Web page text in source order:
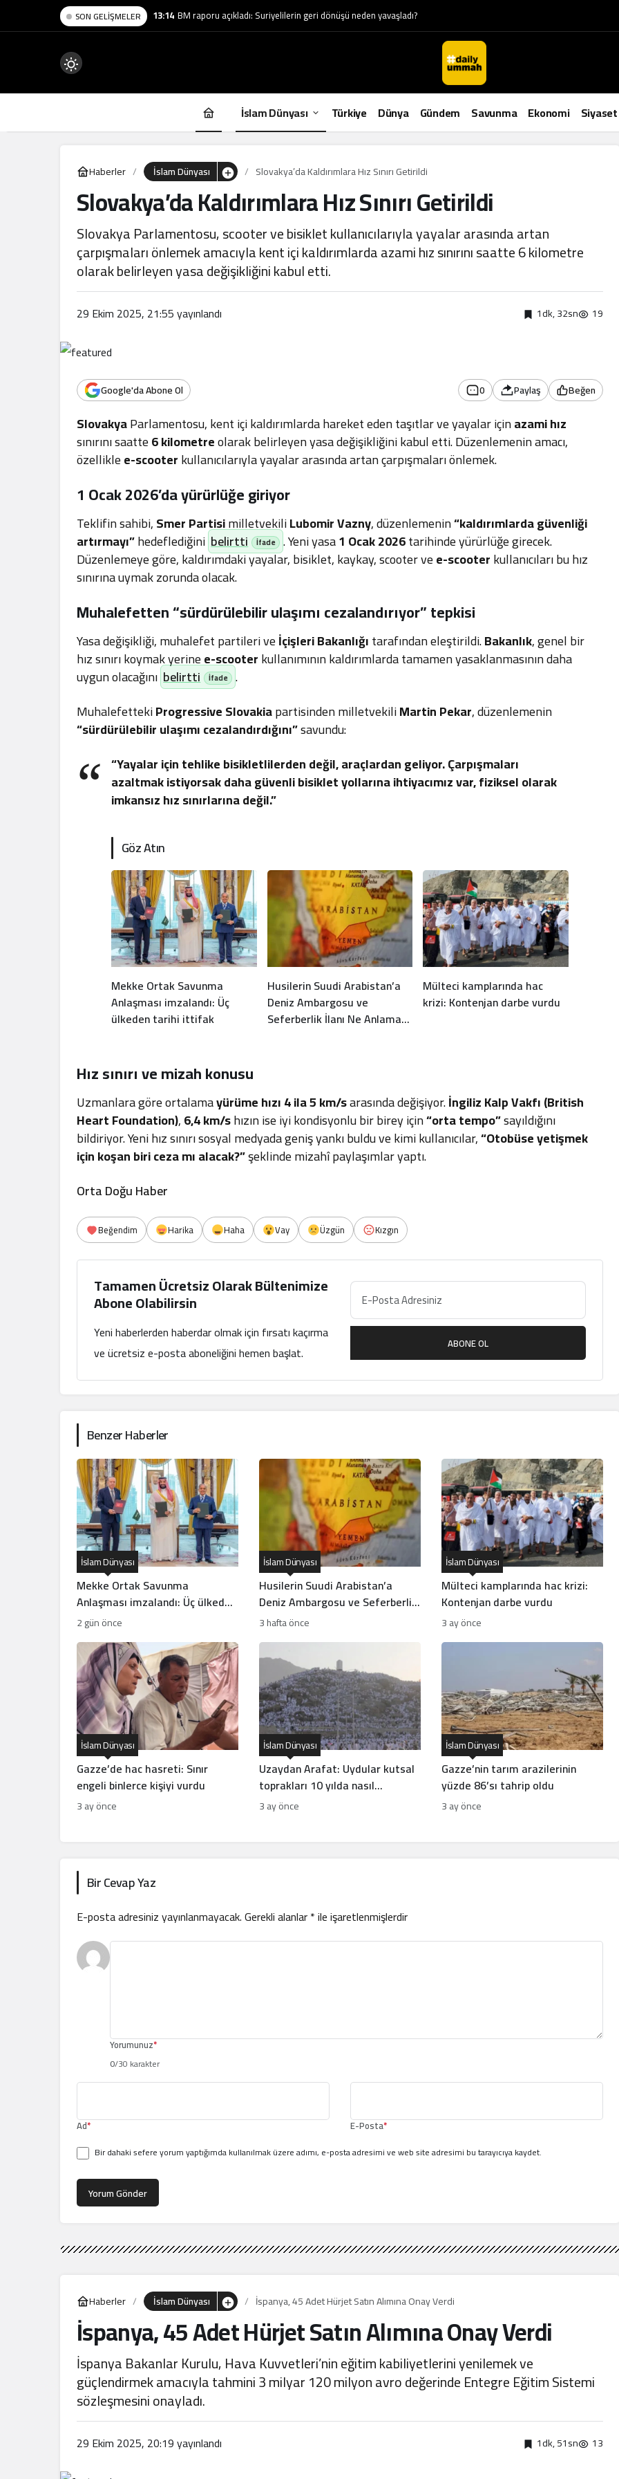
SON GELIŞMELER 12:28 İsrail kontrol noktaları “doğumhaneye” dönüştü: Batı Şeria’da insanlık dramı
Mod
değiştir
İslam Dünyası Türkiye Dünya Gündem Savunma Ekonomi Siyaset
Haberler İslam Dünyası Slovakya’da Kaldırımlara Hız Sınırı Getirildi
Slovakya’da Kaldırımlara Hız Sınırı Getirildi
Slovakya Parlamentosu, scooter ve bisiklet kullanıcılarıyla yayalar arasında artan
çarpışmaları önlemek amacıyla kent içi kaldırımlarda azami hız sınırını saatte 6 kilometre
olarak belirleyen yasa değişikliğini kabul etti.
29 Ekim 2025, 21:55yayınlandı 1dk, 32sn 19
Google'da Abone Ol 0 Paylaş Beğen
SlovakyaParlamentosu, kent içi kaldırımlarda hareket eden taşıtlar ve yayalar içinazami hız
sınırını saatte6 kilometreolarak belirleyen yasa değişikliğini kabul etti. Düzenlemenin amacı,
özelliklee-scooterkullanıcılarıyla yayalar arasında artan çarpışmaları önlemek.
1 Ocak 2026’da yürürlüğe giriyor
Teklifin sahibi,Smer PartisimilletvekiliLubomir Vazny, düzenlemenin“kaldırımlarda güvenliği
artırmayı”hedeflediğini belirtti . Yeni yasa1 Ocak 2026tarihinde yürürlüğe girecek.
Düzenlemeye göre, kaldırımdaki yayalar, bisiklet, kaykay, scooter vee-scooterkullanıcıları bu hız
sınırına uymak zorunda olacak.
Muhalefetten “sürdürülebilir ulaşımı cezalandırıyor” tepkisi
Yasa değişikliği, muhalefet partileri veİçişleri Bakanlığıtarafından eleştirildi.Bakanlık, genel bir
hız sınırı koymak yerinee-scooterkullanımının kaldırımlarda tamamen yasaklanmasının daha
uygun olacağını belirtti
.
MuhalefettekiProgressive Slovakiapartisinden milletvekiliMartin Pekar, düzenlemenin
“sürdürülebilir ulaşımı cezalandırdığını”savundu:
“Yayalar için tehlike bisikletlilerden değil, araçlardan geliyor. Çarpışmaları
azaltmak istiyorsak daha güvenli bisiklet yollarına ihtiyacımız var, fiziksel olarak
imkansız hız sınırlarına değil.”
Göz Atın
Mekke Ortak Savunma
Anlaşması imzalandı: Üç
ülkeden tarihi ittifak
Husilerin Suudi Arabistan’a
Deniz Ambargosu ve
Seferberlik İlanı Ne Anlama
Mülteci kamplarında hac
krizi: Kontenjan darbe vurdu
Hız sınırı ve mizah konusu
Uzmanlara göre ortalamayürüme hızı 4 ila 5 km/sarasında değişiyor.İngiliz Kalp Vakfı (British
Heart Foundation),6,4 km/shızın ise iyi kondisyonlu bir birey için“orta tempo”sayıldığını
bildiriyor. Yeni hız sınırı sosyal medyada geniş yankı buldu ve kimi kullanıcılar,“Otobüse yetişmek
için koşan biri ceza mı alacak?”şeklinde mizahî paylaşımlar yaptı.
Orta Doğu Haber
Beğendim Harika Haha Vay Üzgün Kızgın
Tamamen Ücretsiz Olarak Bültenimize
Abone Olabilirsin
Yeni haberlerden haberdar olmak için fırsatı kaçırma
ve ücretsiz e-posta aboneliğini hemen başlat.
ABONE OL
Benzer Haberler
Mekke Ortak Savunma
Anlaşması imzalandı: Üç ülkeden
tarihi ittifak
İslam Dünyası
2 gün önce
Husilerin Suudi Arabistan’a
Deniz Ambargosu ve Seferberlik
İlanı Ne Anlama Geliyor?
İslam Dünyası
3 hafta önce
Mülteci kamplarında hac krizi:
Kontenjan darbe vurdu
İslam Dünyası
3 ay önce
Gazze’de hac hasreti: Sınır
engeli binlerce kişiyi vurdu
İslam Dünyası
3 ay önce
Uzaydan Arafat: Uydular kutsal
toprakları 10 yılda nasıl
görüntüledi?
İslam Dünyası
3 ay önce
Gazze’nin tarım arazilerinin
yüzde 86’sı tahrip oldu
İslam Dünyası
3 ay önce
Bir Cevap Yaz
E-posta adresiniz yayınlanmayacak.Gerekli alanlar*ile işaretlenmişlerdir
Yorumunuz*
0/30 karakter
Ad* E-Posta*
Bir dahaki sefere yorum yaptığımda kullanılmak üzere adımı, e-posta adresimi ve web site adresimi bu tarayıcıya kaydet.
Yorum Gönder
Haberler İslam Dünyası İspanya, 45 Adet Hürjet Satın Alımına Onay Verdi
İspanya, 45 Adet Hürjet Satın Alımına Onay Verdi
İspanya Bakanlar Kurulu, Hava Kuvvetleri’nin eğitim kabiliyetlerini yenilemek ve
güçlendirmek amacıyla tahmini 3 milyar 120 milyon avro değerinde Entegre Eğitim Sistemi
sözleşmesini onayladı.
29 Ekim 2025, 20:19yayınlandı 1dk, 51sn 13